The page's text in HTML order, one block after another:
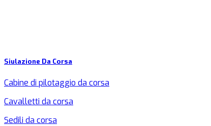
Siulazione Da Corsa
Cabine di pilotaggio da corsa
Cavalletti da corsa
Sedili da corsa